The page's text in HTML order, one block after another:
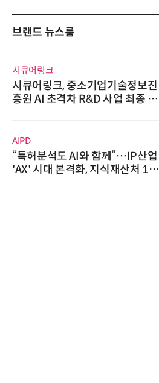
브랜드 뉴스룸
시큐어링크
시큐어링크, 중소기업기술정보진
흥원 AI 초격차 R&D 사업 최종 선
AIPD
“특허분석도 AI와 함께”…IP산업
'AX' 시대 본격화, 지식재산처 1호